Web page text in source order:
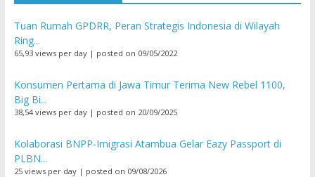
Tuan Rumah GPDRR, Peran Strategis Indonesia di Wilayah
Ring...
65,93 views per day| posted on 09/05/2022
Konsumen Pertama di Jawa Timur Terima New Rebel 1100,
Big Bi...
38,54 views per day| posted on 20/09/2025
Kolaborasi BNPP-Imigrasi Atambua Gelar Eazy Passport di
PLBN...
25 views per day| posted on 09/08/2026